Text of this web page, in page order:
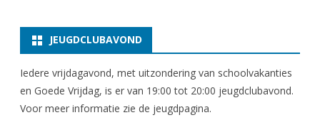
JEUGDCLUBAVOND
Iedere vrijdagavond, met uitzondering van schoolvakanties
en Goede Vrijdag, is er van 19:00 tot 20:00 jeugdclubavond.
Voor meer informatie zie de jeugdpagina.